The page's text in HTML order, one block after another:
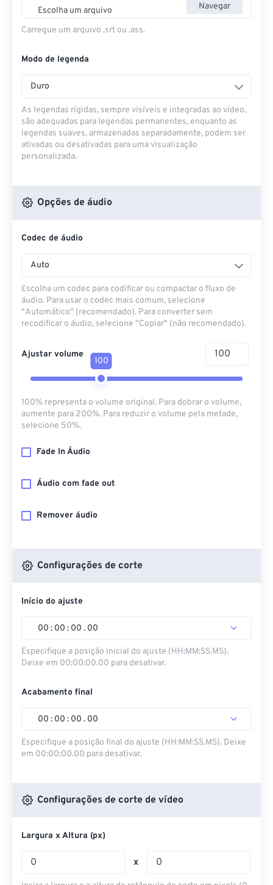
Escolha um arquivo Navegar
Carregue um arquivo .srt ou .ass.
Modo de legenda
Duro
As legendas rígidas, sempre visíveis e integradas ao vídeo,
são adequadas para legendas permanentes, enquanto as
legendas suaves, armazenadas separadamente, podem ser
ativadas ou desativadas para uma visualização
personalizada.
Opções de áudio
Codec de áudio
Auto
Escolha um codec para codificar ou compactar o fluxo de
áudio. Para usar o codec mais comum, selecione
"Automático" (recomendado). Para converter sem
recodificar o áudio, selecione "Copiar" (não recomendado).
Ajustar volume
100
100% representa o volume original. Para dobrar o volume,
aumente para 200%. Para reduzir o volume pela metade,
selecione 50%.
Fade In Áudio
Áudio com fade out
Remover áudio
Configurações de corte
Início do ajuste
00 : 00 : 00 . 00
Especifique a posição inicial do ajuste (HH:MM:SS.MS).
Deixe em 00:00:00.00 para desativar.
Acabamento final
00 : 00 : 00 . 00
Especifique a posição final do ajuste (HH:MM:SS.MS). Deixe
em 00:00:00.00 para desativar.
Configurações de corte de vídeo
Largura x Altura (px)
x